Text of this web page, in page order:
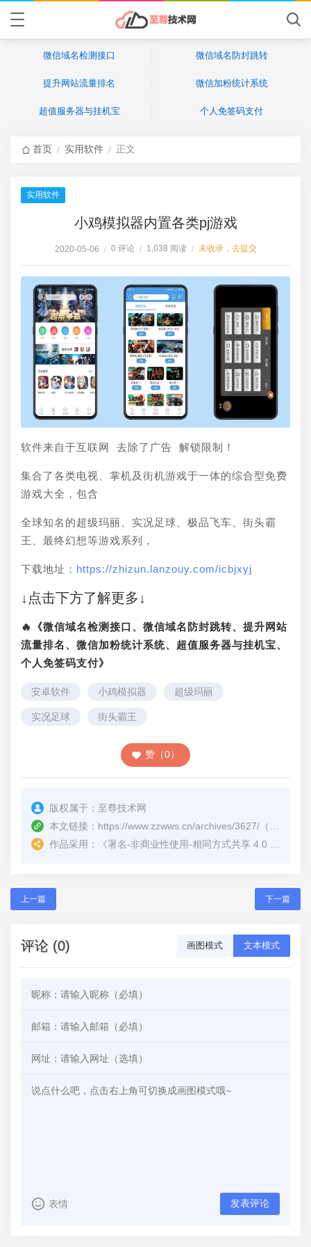
微信域名检测接口 微信域名防封跳转
提升网站流量排名 微信加粉统计系统
超值服务器与挂机宝 个人免签码支付
首页 / 实用软件 / 正文
实用软件
小鸡模拟器内置各类pj游戏
2020-05-06 / 0 评论 / 1,038 阅读 / 未收录，去提交
软件来自于互联网 去除了广告 解锁限制！
集合了各类电视、掌机及街机游戏于一体的综合型免费
游戏大全，包含
全球知名的超级玛丽、实况足球、极品飞车、街头霸
王、最终幻想等游戏系列，
下载地址： https://zhizun.lanzouy.com/icbjxyj
↓点击下方了解更多↓
🔥《微信域名检测接口、微信域名防封跳转、提升网站
流量排名、微信加粉统计系统、超值服务器与挂机宝、
个人免签码支付》
安卓软件 小鸡模拟器 超级玛丽
实况足球 街头霸王
赞（0）
版权属于： 至尊技术网
本文链接： https://www.zzwws.cn/archives/3627/ （转载时请注明本文出处及文章链接）
作品采用：
《署名-非商业性使用-相同方式共享 4.0 国际 (CC BY-NC-SA 4.0)
上一篇 下一篇
评论 (0) 画图模式 文本模式
表情 发表评论